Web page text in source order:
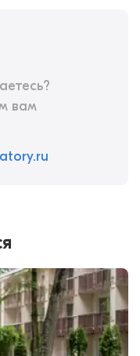
вам